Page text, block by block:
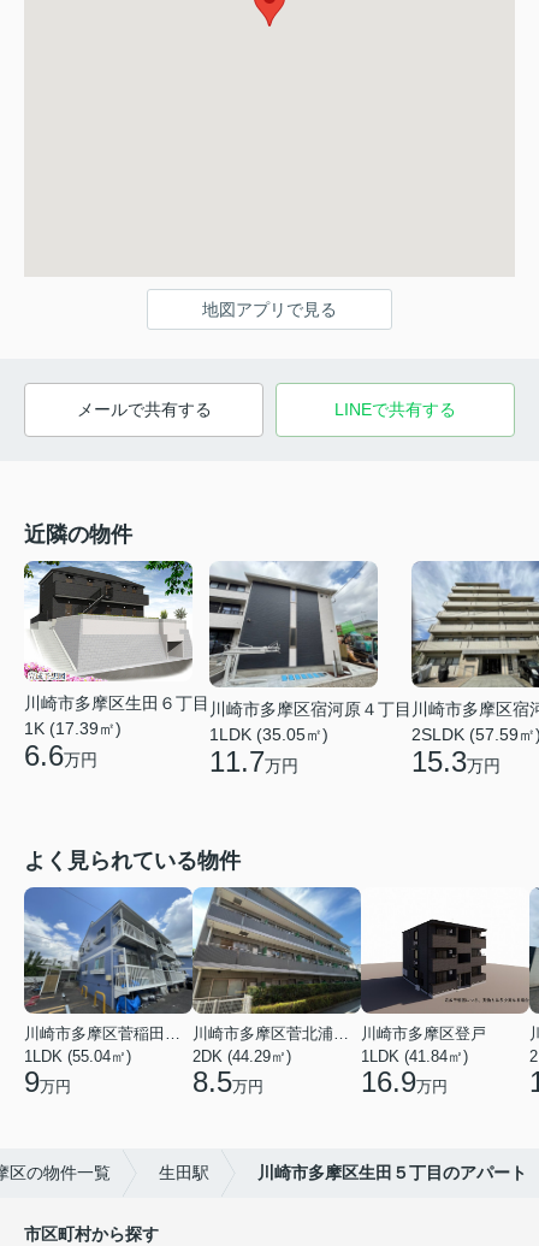
地図アプリで見る
メールで共有する LINEで共有する
近隣の物件
川崎市多摩区生田６丁目
1K (17.39㎡)
6.6万円
川崎市多摩区宿河原４丁目
1LDK (35.05㎡)
11.7万円
川崎市多摩区宿
2SLDK (57.59㎡
15.3万円
よく見られている物件
川崎市多摩区菅稲田堤２丁目
1LDK (55.04㎡)
9万円
川崎市多摩区菅北浦２丁目
2DK (44.29㎡)
8.5万円
川崎市多摩区登戸
1LDK (41.84㎡)
16.9万円
区の物件一覧 生田駅 川崎市多摩区生田５丁目のアパート
市区町村から探す